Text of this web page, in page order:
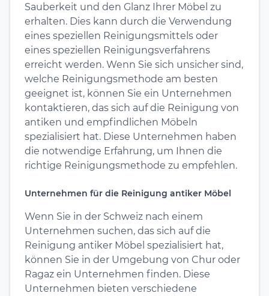
Sauberkeit und den Glanz Ihrer Möbel zu
erhalten. Dies kann durch die Verwendung
eines speziellen Reinigungsmittels oder
eines speziellen Reinigungsverfahrens
erreicht werden. Wenn Sie sich unsicher sind,
welche Reinigungsmethode am besten
geeignet ist, können Sie ein Unternehmen
kontaktieren, das sich auf die Reinigung von
antiken und empfindlichen Möbeln
spezialisiert hat. Diese Unternehmen haben
die notwendige Erfahrung, um Ihnen die
richtige Reinigungsmethode zu empfehlen.
Unternehmen für die Reinigung antiker Möbel
Wenn Sie in der Schweiz nach einem
Unternehmen suchen, das sich auf die
Reinigung antiker Möbel spezialisiert hat,
können Sie in der Umgebung von Chur oder
Ragaz ein Unternehmen finden. Diese
Unternehmen bieten verschiedene